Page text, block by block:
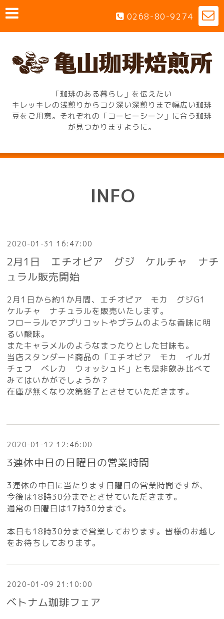
0268-80-9274
「珈琲のある暮らし」を伝えたい
キレッキレの浅煎りからコク深い深煎りまで幅広い珈琲
豆をご用意。それぞれの「コーヒーシーン」に合う珈琲
が見つかりますように。
INFO
2020-01-31 16:47:00
2月1日 エチオピア グジ ケルチャ ナチ
ュラル販売開始
2月1日から約1か月間、エチオピア モカ グジG1
ケルチャ ナチュラルを販売いたします。
フローラルでアプリコットやプラムのような香味に明
るい酸味。
またキャラメルのようなまったりとした甘味も。
当店スタンダード商品の「エチオピア モカ イルガ
チェフ ベレカ ウォッシュド」とも是非飲み比べて
みてはいかがでしょうか？
在庫が無くなり次第終了とさせていただきます。
2020-01-12 12:46:00
3連休中日の日曜日の営業時間
3連休の中日に当たります日曜日の営業時間ですが、
今後は18時30分までとさせていただきます。
通常の日曜日は17時30分まで。
本日も18時30分まで営業しております。皆様のお越し
をお待ちしております。
2020-01-09 21:10:00
ベトナム珈琲フェア